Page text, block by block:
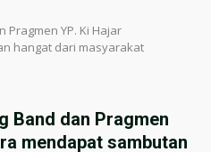
Pragmen YP. Ki Hajar
hangat dari masyarakat
Band dan Pragmen
mendapat sambutan